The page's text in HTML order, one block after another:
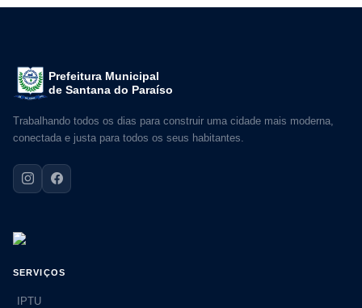
Prefeitura Municipal
de Santana do Paraíso
Trabalhando todos os dias para construir uma cidade mais moderna,
conectada e justa para todos os seus habitantes.
SERVIÇOS
IPTU